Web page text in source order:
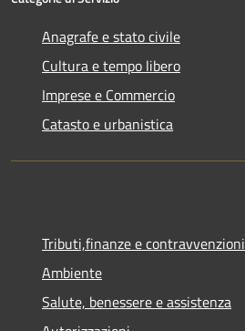
Anagrafe e stato civile
Cultura e tempo libero
Imprese e Commercio
Catasto e urbanistica
Tributi,finanze e contravvenzioni
Ambiente
Salute, benessere e assistenza